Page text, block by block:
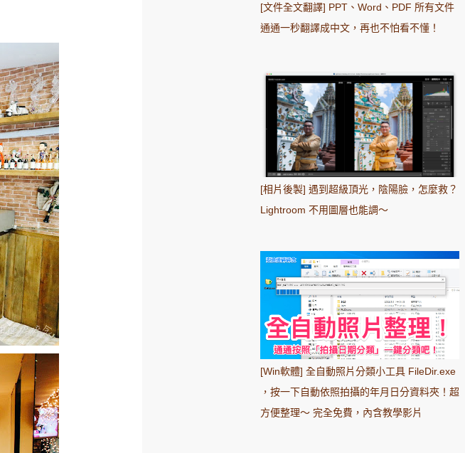
[文件全文翻譯] PPT、Word、PDF 所有文件
通通一秒翻譯成中文，再也不怕看不懂！
[相片後製] 遇到超級頂光，陰陽臉，怎麼救？
Lightroom 不用圖層也能調～
[Win軟體] 全自動照片分類小工具 FileDir.exe
，按一下自動依照拍攝的年月日分資料夾！超
方便整理～ 完全免費，內含教學影片